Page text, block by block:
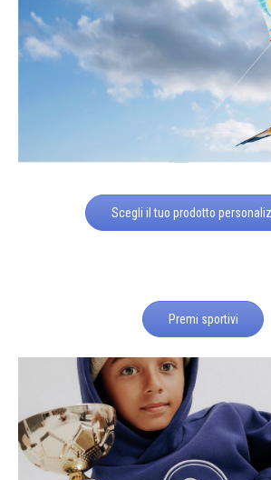
Scegli il tuo prodotto
Premi sportivi